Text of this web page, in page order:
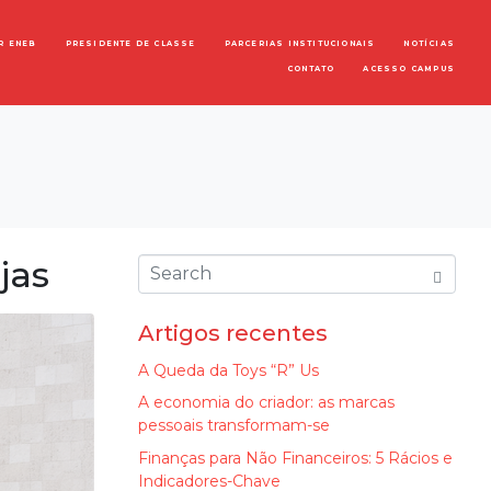
ENEB PRESIDENTE DE CLASSE PARCERIAS INSTITUCIONAIS NOTÍCIAS
CONTATO ACESSO CAMPUS
Artigos recentes
A Queda da Toys “R” Us
A economia do criador: as marcas
pessoais transformam-se
Finanças para Não Financeiros: 5 Rácios e
Indicadores-Chave